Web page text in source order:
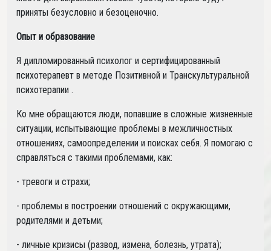
приняты безусловно и безоценочно.
Опыт и образование
Я дипломированный психолог и сертифицированный
психотерапевт в методе Позитивной и Транскультуральной
психотерапии .
Ко мне обращаются люди, попавшие в сложные жизненные
ситуации, испытывающие проблемы в межличностных
отношениях, самоопределении и поисках себя. Я помогаю с
справляться с такими проблемами, как:
- тревоги и страхи;
- проблемы в построении отношений с окружающими,
родителями и детьми;
- личные кризисы (развод, измена, болезнь, утрата);